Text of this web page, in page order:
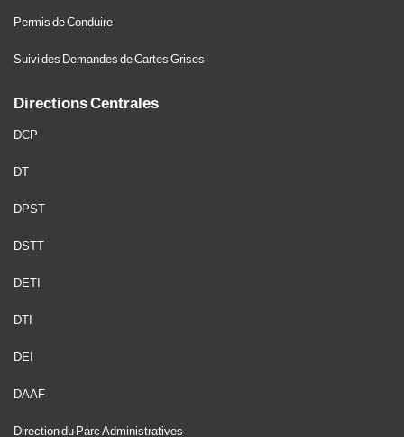
Permis de Conduire
Suivi des Demandes de Cartes Grises
Directions Centrales
DCP
DT
DPST
DSTT
DETI
DTI
DEI
DAAF
Direction du Parc Administratives